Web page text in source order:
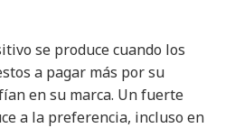
se produce cuando los
a pagar más por su
en su marca. Un fuerte
a la preferencia, incluso en